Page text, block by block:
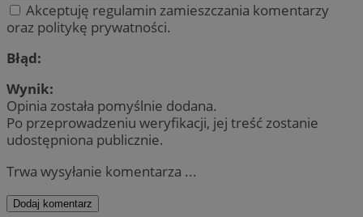
Akceptuję regulamin zamieszczania komentarzy
oraz politykę prywatności.
Błąd:
Wynik:
Opinia została pomyślnie dodana.
Po przeprowadzeniu weryfikacji, jej treść zostanie
udostępniona publicznie.
Trwa wysyłanie komentarza ...
Dodaj komentarz